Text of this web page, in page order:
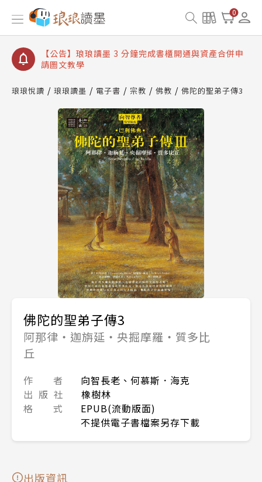
0
【公告】琅琅讀墨數位閱讀資產合併與書櫃開通申請
【公告】琅琅讀墨書櫃開通常見問題
【公告】琅琅讀墨 3 分鐘完成書櫃開通與資產合併申
請圖文教學
查詢
【公告】琅琅讀墨數位閱讀資產合併與書櫃開通申請
琅琅悅讀 琅琅讀墨 電子書 宗教 佛教 佛陀的聖弟子傳3
佛陀的聖弟子傳3
阿那律‧迦旃延‧央掘摩羅‧質多比
丘
作 者
向智長老、何慕斯．海克
出 版 社
橡樹林
格 式
EPUB(流動版面)
不提供電子書檔案另存下載
出版資訊